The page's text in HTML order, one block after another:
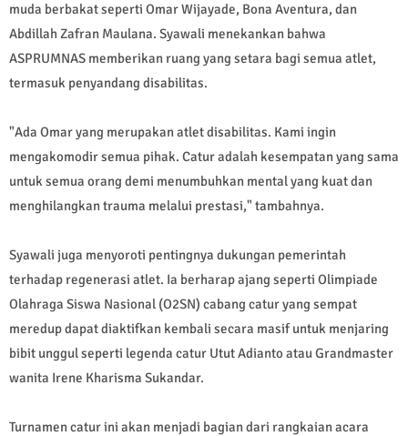
muda berbakat seperti Omar Wijayade, Bona Aventura, dan
Abdillah Zafran Maulana. Syawali menekankan bahwa
ASPRUMNAS memberikan ruang yang setara bagi semua atlet,
termasuk penyandang disabilitas.
​"Ada Omar yang merupakan atlet disabilitas. Kami ingin
mengakomodir semua pihak. Catur adalah kesempatan yang sama
untuk semua orang demi menumbuhkan mental yang kuat dan
menghilangkan trauma melalui prestasi," tambahnya.
Syawali juga menyoroti pentingnya dukungan pemerintah
terhadap regenerasi atlet. Ia berharap ajang seperti Olimpiade
Olahraga Siswa Nasional (O2SN) cabang catur yang sempat
meredup dapat diaktifkan kembali secara masif untuk menjaring
bibit unggul seperti legenda catur Utut Adianto atau Grandmaster
wanita Irene Kharisma Sukandar.
​Turnamen catur ini akan menjadi bagian dari rangkaian acara